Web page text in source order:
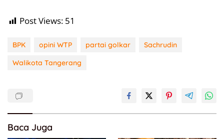
Post Views: 51
BPK opini WTP partai golkar
Sachrudin
Walikota Tangerang
Baca Juga